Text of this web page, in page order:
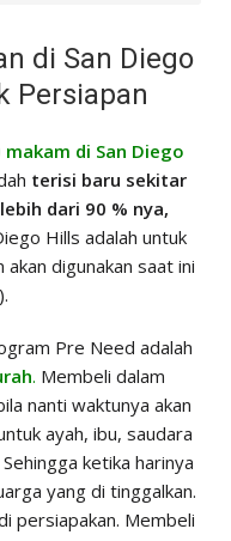
di San Diego
Persiapan
di San Diego
terisi baru sekitar
lebih dari 90 % nya,
Hills adalah untuk
digunakan saat ini
Pre Need adalah
. Membeli dalam
nanti waktunya akan
ayah, ibu, saudara
ketika harinya
yang di tinggalkan.
persiapakan. Membeli